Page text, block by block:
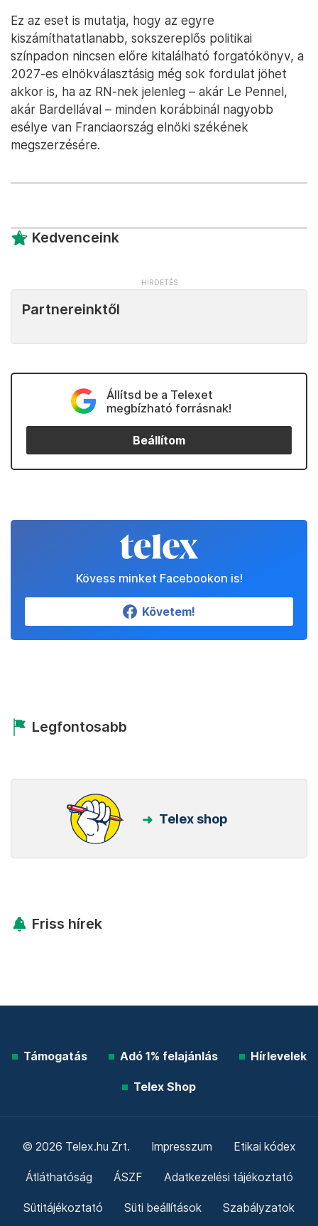
Ez az eset is mutatja, hogy az egyre
kiszámíthatatlanabb, sokszereplős politikai
színpadon nincsen előre kitalálható forgatókönyv, a
2027-es elnökválasztásig még sok fordulat jöhet
akkor is, ha az RN-nek jelenleg – akár Le Pennel,
akár Bardellával – minden korábbinál nagyobb
esélye van Franciaország elnöki székének
megszerzésére.
Kedvenceink
Partnereinktől
Állítsd be a Telexet
megbízható forrásnak!
Beállítom
Kövess minket Facebookon is!
Követem!
Legfontosabb
Telex shop
Friss hírek
Támogatás Adó 1% felajánlás Hírlevelek
Telex Shop
© 2026 Telex.hu Zrt. Impresszum Etikai kódex
Átláthatóság ÁSZF Adatkezelési tájékoztató
Sütitájékoztató Süti beállítások Szabályzatok